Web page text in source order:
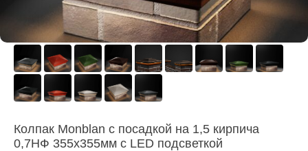
Колпак Monblan с посадкой на 1,5 кирпича
0,7НФ 355х355мм с LED подсветкой